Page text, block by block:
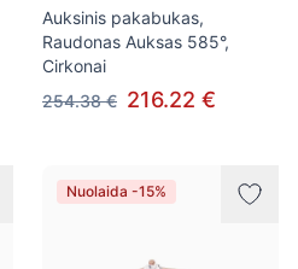
Auksinis pakabukas,
Raudonas Auksas 585°,
Cirkonai
254.38 € 216.22 €
Nuolaida -15%